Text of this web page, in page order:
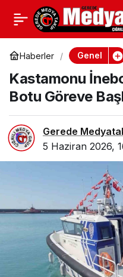
Haberler Genel
Kastamonu
Botu Göreve
Gerede
5 Haziran 2026,
Düzce Akçakoca’da
Traktör Devrildi: Sürücü
Yaralandı